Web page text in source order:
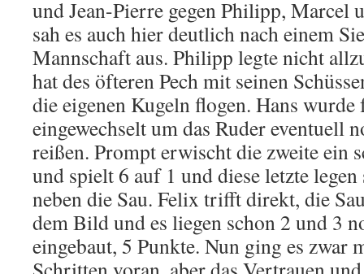
und Jean-Pierre gegen Philipp, Marcel
sah es auch hier deutlich nach einem
Mannschaft aus. Philipp legte nicht
hat des öfteren Pech mit seinen
die eigenen Kugeln flogen. Hans
eingewechselt um das Ruder eventuell
reißen. Prompt erwischt die zweite ein
und spielt 6 auf 1 und diese letzte legen
neben die Sau. Felix trifft direkt, die
dem Bild und es liegen schon 2 und 3
eingebaut, 5 Punkte. Nun ging es zwar